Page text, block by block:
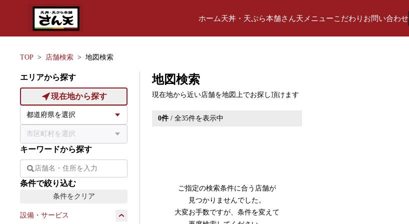
ホーム天丼・天ぷら本舗さん天メニューこだわりお問い合わせ
TOP 店舗検索 地図検索
エリアから探す
現在地から探す
キーワードから探す
条件で絞り込む
条件をクリア
設備・サービス
地図検索
現在地から近い店舗を地図上でお探し頂けます
0件 / 全35件を表示中
ご指定の検索条件に合う店舗が
見つかりませんでした。
大変お手数ですが、条件を変えて